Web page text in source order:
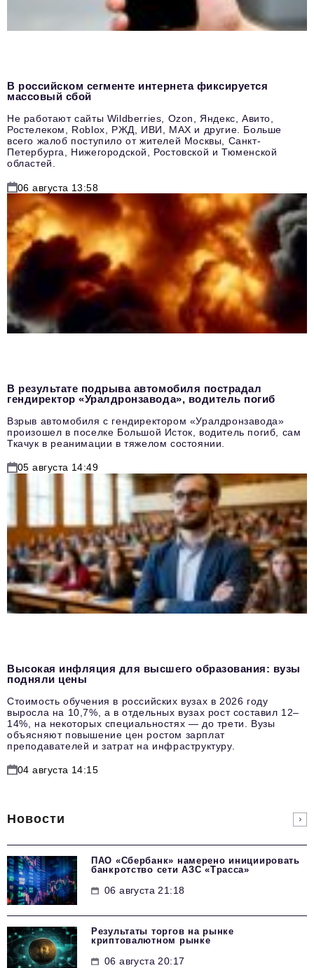
В российском сегменте интернета фиксируется
массовый сбой
Не работают сайты Wildberries, Ozon, Яндекс, Авито,
Ростелеком, Roblox, РЖД, ИВИ, MAX и другие. Больше
всего жалоб поступило от жителей Москвы, Санкт-
Петербурга, Нижегородской, Ростовской и Тюменской
областей.
06 августа 13:58
В результате подрыва автомобиля пострадал
гендиректор «Уралдронзавода», водитель погиб
Взрыв автомобиля с гендиректором «Уралдронзавода»
произошел в поселке Большой Исток, водитель погиб, сам
Ткачук в реанимации в тяжелом состоянии.
05 августа 14:49
Высокая инфляция для высшего образования: вузы
подняли цены
Стоимость обучения в российских вузах в 2026 году
выросла на 10,7%, а в отдельных вузах рост составил 12–
14%, на некоторых специальностях — до трети. Вузы
объясняют повышение цен ростом зарплат
преподавателей и затрат на инфраструктуру.
04 августа 14:15
Новости
ПАО «Сбербанк» намерено инициировать
банкротство сети АЗС «Трасса»
06 августа 21:18
Результаты торгов на рынке
криптовалютном рынке
06 августа 20:17